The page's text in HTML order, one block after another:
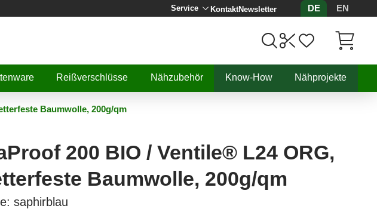
Service KontaktNewsletter DE
EN
Reißverschlüsse Nähzubehör Know-How Nähprojekte
Baumwolle, 200g/qm
200 BIO / Ventile® L24 ORG,
Baumwolle, 200g/qm
saphirblau